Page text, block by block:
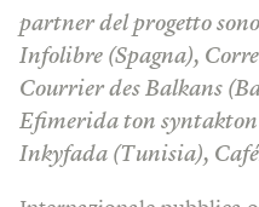
partner del progetto
Infolibre (Spagna),
Courrier des Balkans
Efimerida ton
Inkyfada (Tunisia),